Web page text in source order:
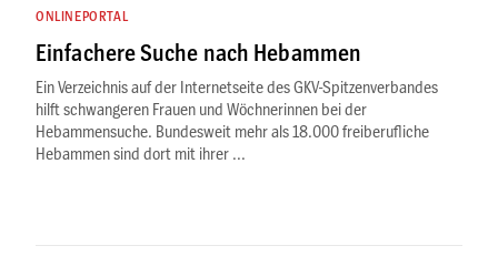
ONLINEPORTAL
Einfachere Suche nach Hebammen
Ein Verzeichnis auf der Internetseite des GKV-Spitzenverbandes
hilft schwangeren Frauen und Wöchnerinnen bei der
Hebammensuche. Bundesweit mehr als 18.000 freiberufliche
Hebammen sind dort mit ihrer ...